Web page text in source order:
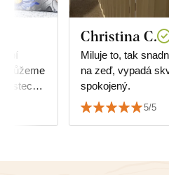
s
zdá,
Christina C.
Miluje to, tak
na zeď, vypadá
spokojený.
5/5